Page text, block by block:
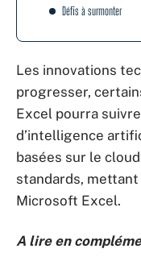
Défis à surmonter
Les innovations
progresser,
Excel pourra
d’intelligence
basées sur le
standards,
Microsoft Excel.
A lire en